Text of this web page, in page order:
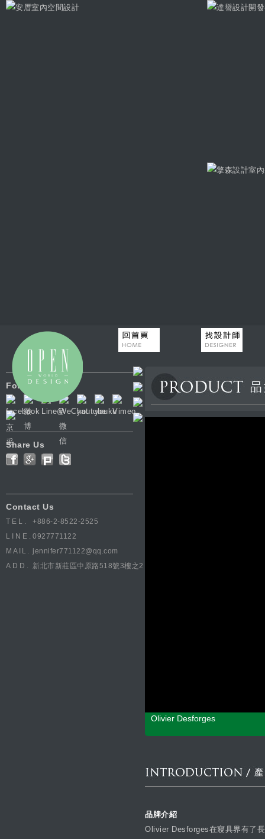
Follow Us
Share Us
Contact Us
TEL.
+886-2-8522-2525
LINE. 0927771122
MAIL. jennifer771122@qq.com
ADD.
新北市新莊區中原路518號3樓之2
CONCEPT
Olivier Desforges
品牌介紹
Olivier Desforges在寢具界有了